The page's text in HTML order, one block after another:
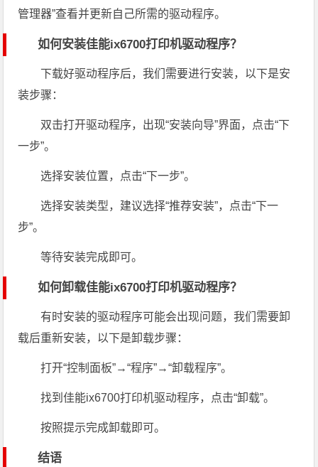
管理器”查看并更新自己所需的驱动程序。
如何安装佳能ix6700打印机驱动程序？
下载好驱动程序后，我们需要进行安装，以下是安
装步骤：
双击打开驱动程序，出现“安装向导”界面，点击“下
一步”。
选择安装位置，点击“下一步”。
选择安装类型，建议选择“推荐安装”，点击“下一
步”。
等待安装完成即可。
如何卸载佳能ix6700打印机驱动程序？
有时安装的驱动程序可能会出现问题，我们需要卸
载后重新安装，以下是卸载步骤：
打开“控制面板”→“程序”→“卸载程序”。
找到佳能ix6700打印机驱动程序，点击“卸载”。
按照提示完成卸载即可。
结语